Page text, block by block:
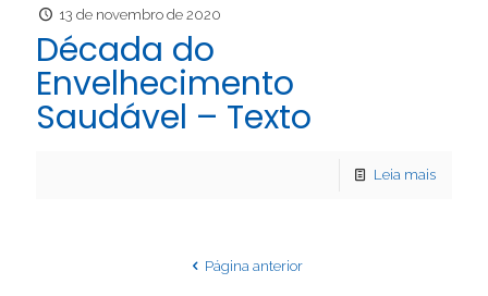
13 de novembro de 2020
Década do
Envelhecimento
Saudável – Texto
Leia mais
Página anterior